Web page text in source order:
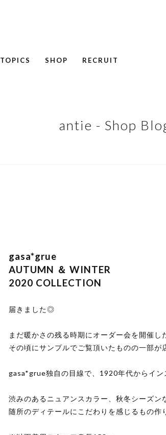
TOPICS
SHOP RECRUIT
antie - Shop
gasa*grue
AUTUMN ＆ WINTER
2020 COLLECTION
届きました◎
まだ暖かさの残る時期にオーダー会を開催し
その頃にサンプルでご覧頂いたものの一部
gasa*grue独自の目線で、1920年代からイン
渋みのあるニュアンスカラー、秋冬シーズン
随所のディテールにこだわりを感じるもの作